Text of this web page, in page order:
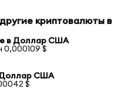
криптовалюты в
в Доллар США
0,000109 $
Доллар США
$